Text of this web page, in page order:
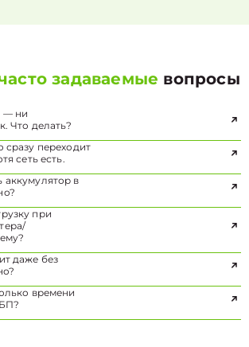
задаваемые вопросы
— ни
Что делать?
переходит
сеть есть.
в
при
даже без
времени